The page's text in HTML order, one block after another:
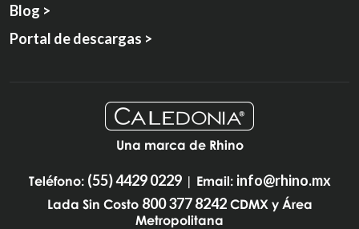
Blog >
Portal de descargas >
Una marca de Rhino
Teléfono: (55) 4429 0229| Email: info@rhino.mx
Lada Sin Costo 800 377 8242CDMX y Área
Metropolitana